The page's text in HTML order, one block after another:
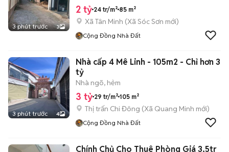
3 phút trước 3
2 tỷ 24 tr/m² 85 m²
Xã Tân Minh (Xã Sóc Sơn mới)
Cộng Đồng Nhà Đất
3 phút trước 4
Nhà cấp 4 Mê Linh - 105m2 - Chỉ hơn 3
tỷ
Nhà ngõ, hẻm
3 tỷ 29 tr/m² 105 m²
Thị trấn Chi Đông (Xã Quang Minh mới)
Cộng Đồng Nhà Đất
Chính Chủ Cho Thuê Phòng Giá 3,5tr